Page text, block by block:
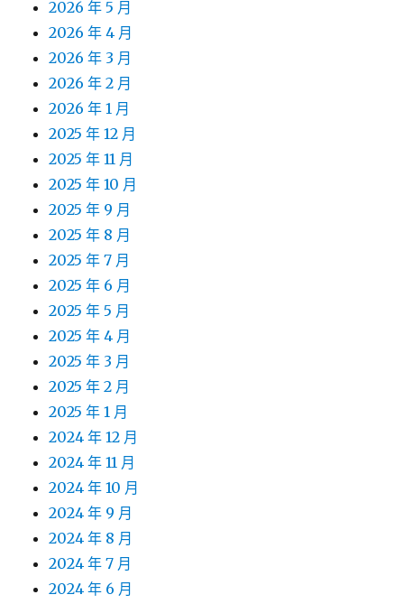
2026 年 5 月
2026 年 4 月
2026 年 3 月
2026 年 2 月
2026 年 1 月
2025 年 12 月
2025 年 11 月
2025 年 10 月
2025 年 9 月
2025 年 8 月
2025 年 7 月
2025 年 6 月
2025 年 5 月
2025 年 4 月
2025 年 3 月
2025 年 2 月
2025 年 1 月
2024 年 12 月
2024 年 11 月
2024 年 10 月
2024 年 9 月
2024 年 8 月
2024 年 7 月
2024 年 6 月